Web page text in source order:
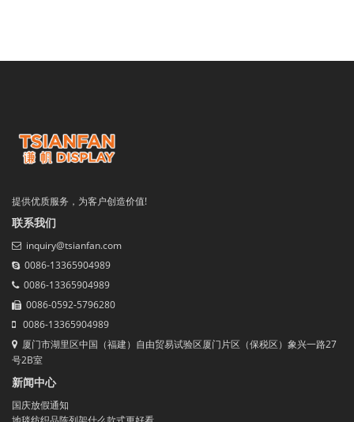
提供优质服务，为客户创造价值!
联系我们
inquiry@tsianfan.com
0086-13365904989
0086-13365904989
0086-0592-5796280
0086-13365904989
厦门市湖里区中国（福建）自由贸易试验区厦门片区（保税区）象兴一路27
号2B室
新闻中心
国庆放假通知